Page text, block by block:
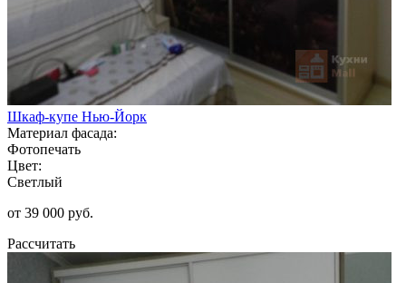
Шкаф-купе Нью-Йорк
Материал фасада:
Фотопечать
Цвет:
Светлый
от 39 000 руб.
Рассчитать